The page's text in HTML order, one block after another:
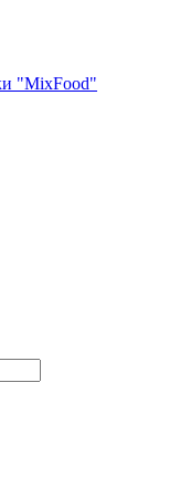
"MixFood"